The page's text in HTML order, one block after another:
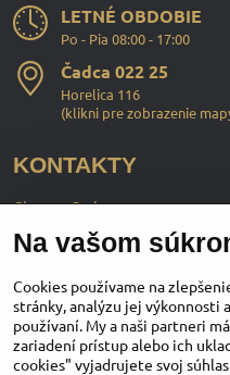
LETNÉ OBDOBIE
Po - Pia 08:00 - 17:00
Čadca 022 25
Horelica 116
(klikni pre zobrazenie
KONTAKTY
ChopperStyle s.r.o.
Ing. Martin Murčo
+421 911 364 555
Na vašom
Cookies používame na
stránky, analýzu jej výkonnosti
používaní. My a naši partneri
zariadení prístup alebo ich
cookies" vyjadrujete svoj